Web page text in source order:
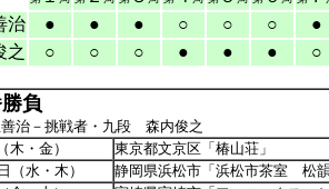
治 ● ● ● ○ ○ ○
●
之 ○ ○ ○ ● ● ● ○
負
治－挑戦者・九段 森内俊之
木・金）
東京都文京区「椿山荘」
（水・木）
静岡県浜松市「浜松市茶室 松